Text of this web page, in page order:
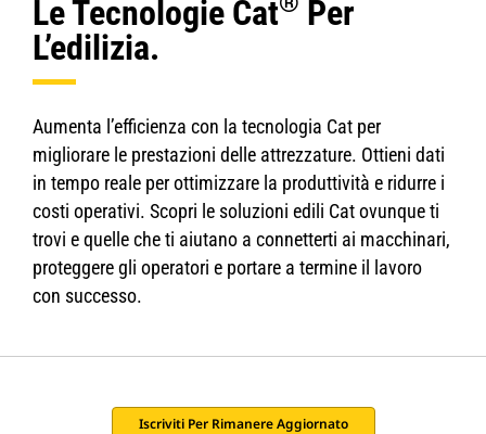
Le Tecnologie Cat
Per
L’edilizia.
Aumenta l’efficienza con la tecnologia Cat per
migliorare le prestazioni delle attrezzature. Ottieni dati
in tempo reale per ottimizzare la produttività e ridurre i
costi operativi. Scopri le soluzioni edili Cat ovunque ti
trovi e quelle che ti aiutano a connetterti ai macchinari,
proteggere gli operatori e portare a termine il lavoro
con successo.
Iscriviti Per Rimanere Aggiornato